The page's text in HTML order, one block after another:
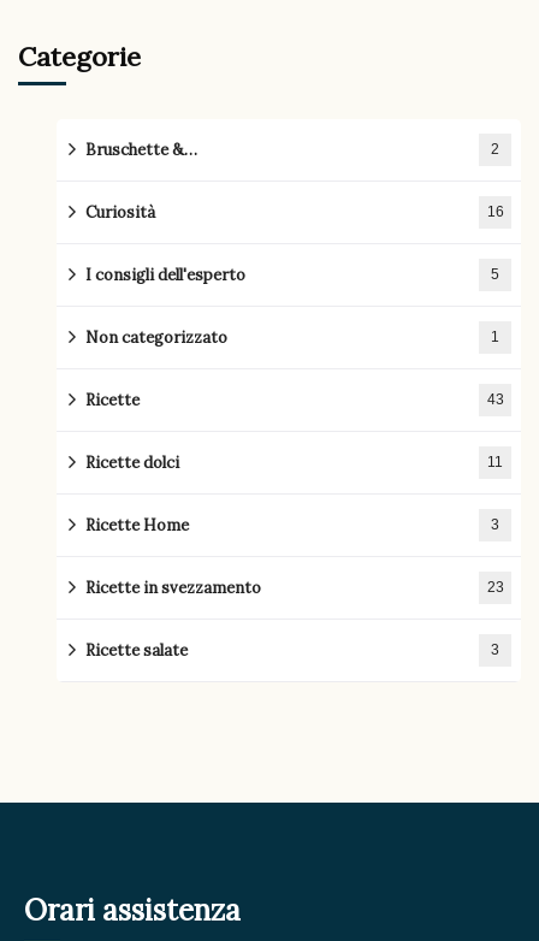
Categorie
Bruschette &… 2
Curiosità 16
I consigli dell'esperto 5
Non categorizzato 1
Ricette 43
Ricette dolci 11
Ricette Home 3
Ricette in svezzamento 23
Ricette salate 3
Orari assistenza